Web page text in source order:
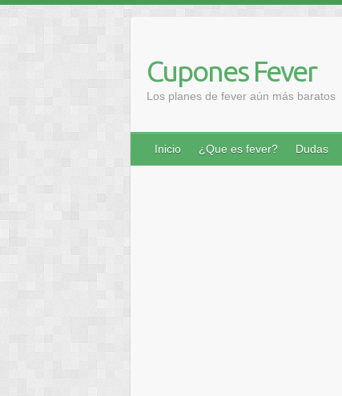
contenido
Cupones Fever
Los planes de fever aún más baratos
Inicio ¿Que es fever? Dudas